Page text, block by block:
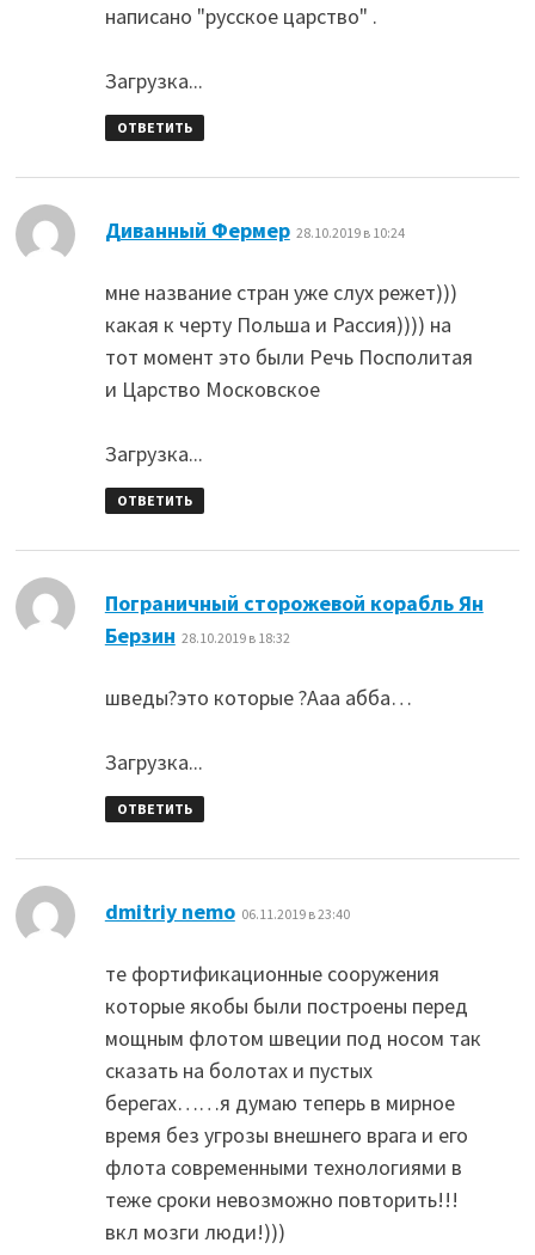
написано "русское царство" .
Загрузка...
ОТВЕТИТЬ
Диванный Фермер: 28.10.2019 в 10:24
мне название стран уже слух режет)))
какая к черту Польша и Рассия)))) на
тот момент это были Речь Посполитая
и Царство Московское
Загрузка...
ОТВЕТИТЬ
Пограничный сторожевой корабль Ян
Берзин 28.10.2019 в 18:32
шведы?это которые ?Ааа абба…
Загрузка...
ОТВЕТИТЬ
dmitriy nemo: 06.11.2019 в 23:40
те фортификационные сооружения
которые якобы были построены перед
мощным флотом швеции под носом так
сказать на болотах и пустых
берегах……я думаю теперь в мирное
время без угрозы внешнего врага и его
флота современными технологиями в
теже сроки невозможно повторить!!!
вкл мозги люди!)))